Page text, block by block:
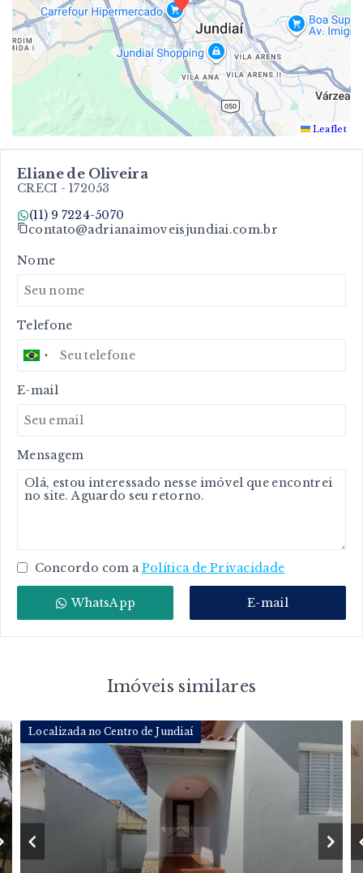
Leaflet
Eliane de Oliveira
CRECI - 172053
(11) 9 7224-5070
contato@adrianaimoveisjundiai.com.br
Nome
Telefone
E-mail
Mensagem
Concordo com a Política de Privacidade
WhatsApp E-mail
Imóveis similares
Localizada no Centro de Jundiaí